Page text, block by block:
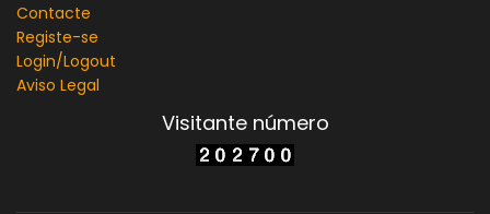
Contacte
Registe-se
Login/Logout
Aviso Legal
Visitante número